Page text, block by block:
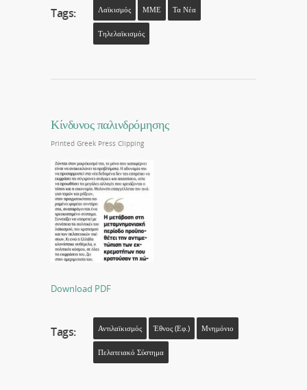
Tags: Λαϊκισμός ΜΜΕ Τα Νέα
Τηλελαϊκισμός
Κίνδυνος παλινδρόμησης
Printed Greek Press Clipping
Download PDF
Tags: Αντιλαϊκισμός Έθνος (εφ.) Μνημόνιο
Πελατειακό Σύστημα